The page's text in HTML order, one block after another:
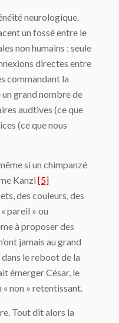
neurologique.
un fossé entre le
non humains : seule
directes entre
commandant la
grand nombre de
audtives (ce que
(ce que nous
si un chimpanzé
Kanzi [5]
des couleurs, des
pareil » ou
à proposer des
n’ont jamais au grand
le reboot de la
émerger César, le
non » retentissant.
Tout dit alors la